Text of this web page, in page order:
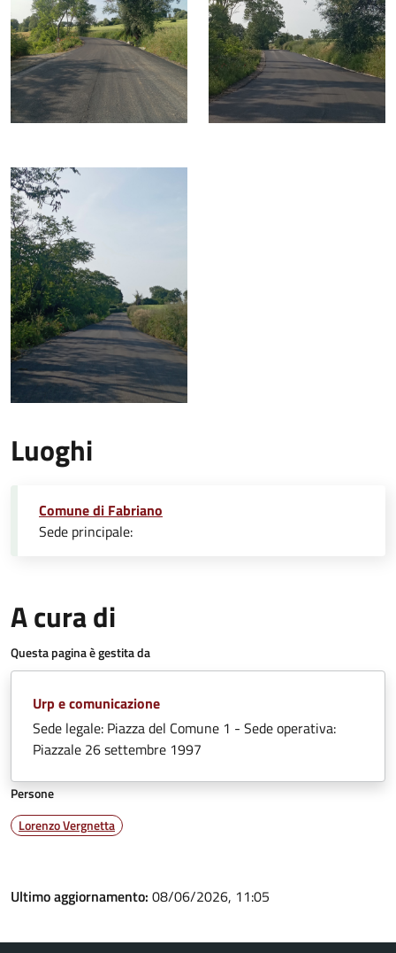
Luoghi
Comune di Fabriano
Sede principale:
A cura di
Questa pagina è gestita da
Urp e comunicazione
Sede legale: Piazza del Comune 1 - Sede operativa:
Piazzale 26 settembre 1997
Persone
Lorenzo Vergnetta
Ultimo aggiornamento: 08/06/2026, 11:05